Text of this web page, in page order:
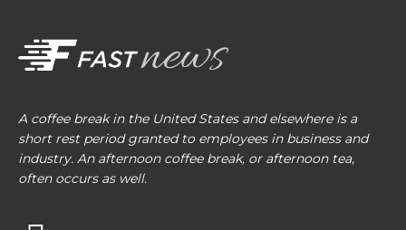
A coffee break in the United States and elsewhere is a
short rest period granted to employees in business and
industry. An afternoon coffee break, or afternoon tea,
often occurs as well.